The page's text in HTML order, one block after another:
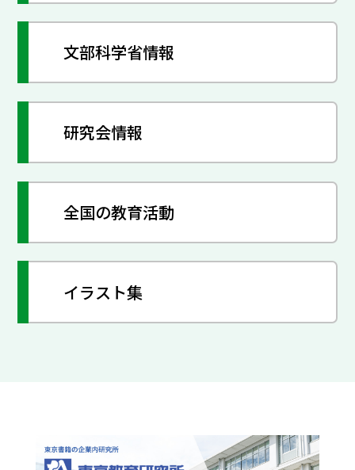
文部科学省情報
研究会情報
全国の教育活動
イラスト集